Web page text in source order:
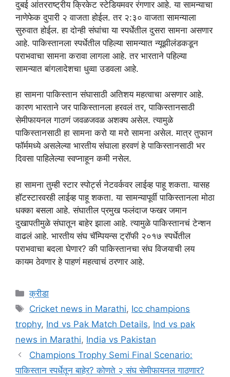
दुबई आंतरराष्ट्रीय क्रिकेट स्टेडियमवर रंगणार आहे. या सामन्याचा
नाणेफेक दुपारी २ वाजता होईल. तर २:३० वाजता सामन्याला
सुरुवात होईल. हा दोन्ही संघांचा या स्पर्धेतील दुसरा सामना असणार
आहे. पाकिस्तानला स्पर्धेतील पहिल्या सामन्यात न्यूझीलंडकडून
पराभवाचा सामना करावा लागला आहे. तर भारताने पहिल्या
सामन्यात बांगलादेशचा धुव्वा उडवला आहे.
हा सामना पाकिस्तान संघासाठी अतिशय महत्वाचा असणार आहे.
कारण भारताने जर पाकिस्तानला हरवलं तर, पाकिस्तानसाठी
सेमीफायनल गाठणं जवळजवळ अशक्य असेल. त्यामुळे
पाकिस्तानसाठी हा सामना करो या मरो सामना असेल. मात्र तुफान
फॉर्ममध्ये असलेल्या भारतीय संघाला हरवणं हे पाकिस्तानसाठी भर
दिवसा पाहिलेल्या स्वप्नाहून कमी नसेल.
हा सामना तुम्ही स्टार स्पोर्ट्स नेटवर्कवर लाईव्ह पाहू शकता. यासह
हॉटस्टारवरही लाईव्ह पाहू शकता. या सामन्यापूर्वी पाकिस्तानला मोठा
धक्का बसला आहे. संघातील प्रमुख फलंदाज फखर जमान
दुखापतीमुळे संघातून बाहेर झाला आहे. त्यामुळे पाकिस्तानचं टेन्शन
वाढलं आहे. भारतीय संघ चॅम्पियन्स ट्रॉफी २०१७ स्पर्धेतील
पराभवाचा बदला घेणार? की पाकिस्तानचा संघ विजयाची लय
कायम ठेवणार हे पाहणं महत्वाचं ठरणार आहे.
Categories
क्रीडा
Tags
Cricket news in Marathi, Icc champions
trophy, Ind vs Pak Match Details, Ind vs pak
news in Marathi, India vs Pakistan
Champions Trophy Semi Final Scenario:
पाकिस्तान स्पर्धेतून बाहेर? कोणते २ संघ सेमीफायनल गाठणार?